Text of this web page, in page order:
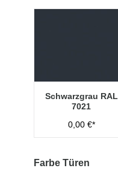
Schwarzgrau RAL
7021
0,00 €*
Farbe Türen